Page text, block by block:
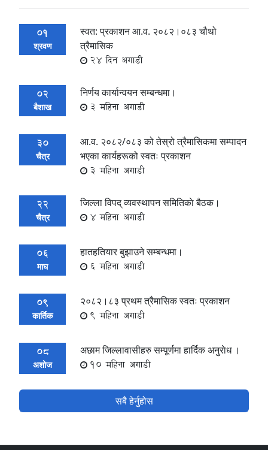
01
श्रवण
स्वत: प्रकाशन आ.व. २०८२।०८३ चौथो
त्रैमासिक
24 दिन अगाडी
02
बैशाख
निर्णय कार्यान्वयन सम्बन्धमा।
3 महिना अगाडी
30
चैत्र
आ.व. २०८२/०८३ को तेस्रो त्रैमासिकमा सम्पादन
भएका कार्यहरूको स्वतः प्रकाशन
3 महिना अगाडी
22
चैत्र
जिल्ला विपद् व्यवस्थापन समितिकाे बैठक।
4 महिना अगाडी
06
माघ
हातहतियार बुझाउने सम्बन्धमा।
6 महिना अगाडी
09
कार्तिक
२०८२।८३ प्रथम त्रैमासिक स्वतः प्रकाशन
9 महिना अगाडी
08
अशोज
अछाम जिल्लावासीहरु सम्पूर्णमा हार्दिक अनुराेध ।
10 महिना अगाडी
सबै हेर्नुहोस